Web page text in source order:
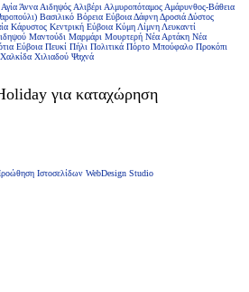
Αγία Άννα Αιδηψός Αλιβέρι Αλμυροπόταμος Αμάρυνθος-Βάθεια
Βασιλικό Βόρεια ΕύβοιαΔάφνηΔροσιάΔύστος
Κάρυστος Κεντρική Εύβοια Κύμη Λίμνη Λευκαντί
Μαντούδι Μαρμάρι Μουρτερή Νέα Αρτάκη Νέα
Εύβοια Πευκί Πήλι Πολιτικά Πόρτο Μπούφαλο Προκόπι
Χαλκίδα Χιλιαδού Ψαχνά
για καταχώρηση
Ιστοσελίδων WebDesign Studio